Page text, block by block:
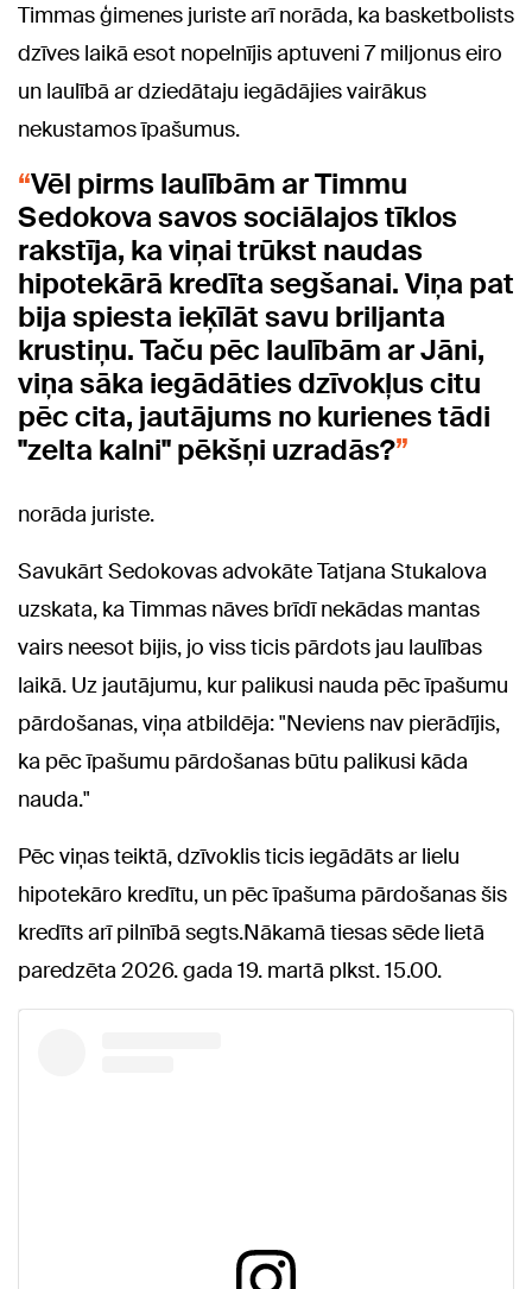
Timmas ģimenes juriste arī norāda, ka basketbolists
dzīves laikā esot nopelnījis aptuveni 7 miljonus eiro
un laulībā ar dziedātaju iegādājies vairākus
nekustamos īpašumus.
Vēl pirms laulībām ar Timmu
Sedokova savos sociālajos tīklos
rakstīja, ka viņai trūkst naudas
hipotekārā kredīta segšanai. Viņa pat
bija spiesta ieķīlāt savu briljanta
krustiņu. Taču pēc laulībām ar Jāni,
viņa sāka iegādāties dzīvokļus citu
pēc cita, jautājums no kurienes tādi
"zelta kalni" pēkšņi uzradās?
norāda juriste.
Savukārt Sedokovas advokāte Tatjana Stukalova
uzskata, ka Timmas nāves brīdī nekādas mantas
vairs neesot bijis, jo viss ticis pārdots jau laulības
laikā. Uz jautājumu, kur palikusi nauda pēc īpašumu
pārdošanas, viņa atbildēja: "Neviens nav pierādījis,
ka pēc īpašumu pārdošanas būtu palikusi kāda
nauda."
Pēc viņas teiktā, dzīvoklis ticis iegādāts ar lielu
hipotekāro kredītu, un pēc īpašuma pārdošanas šis
kredīts arī pilnībā segts.Nākamā tiesas sēde lietā
paredzēta 2026. gada 19. martā plkst. 15.00.